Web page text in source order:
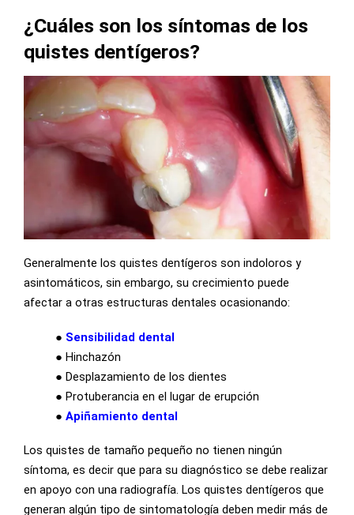
¿Cuáles son los síntomas de los
quistes dentígeros?
Generalmente los quistes dentígeros son indoloros y
asintomáticos, sin embargo, su crecimiento puede
afectar a otras estructuras dentales ocasionando:
● Sensibilidad dental
● Hinchazón
● Desplazamiento de los dientes
● Protuberancia en el lugar de erupción
● Apiñamiento dental
Los quistes de tamaño pequeño no tienen ningún
síntoma, es decir que para su diagnóstico se debe realizar
en apoyo con una radiografía. Los quistes dentígeros que
generan algún tipo de sintomatología deben medir más de